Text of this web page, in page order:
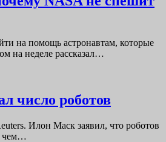
на помощь астронавтам, которые
на неделе рассказал…
число роботов
Илон Маск заявил, что роботов
чем…